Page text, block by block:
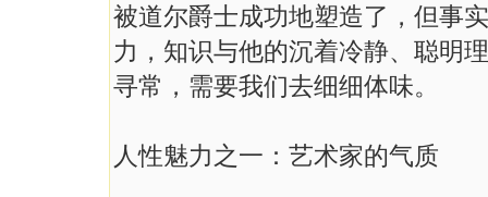
被道尔爵士成功地塑造了，但事
力，知识与他的沉着冷静、聪明
寻常，需要我们去细细体味。
人性魅力之一：艺术家的气质